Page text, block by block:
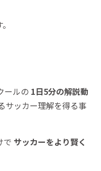
ールの 1日5分の解説動
サッカー理解を得る事
で サッカーをより賢く